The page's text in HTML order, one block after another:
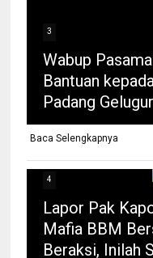
3
Wabup
Bantuan
Padang Gelugur
Baca Selengkapnya
4
Lapor Pak
Mafia BBM
Beraksi, Inilah